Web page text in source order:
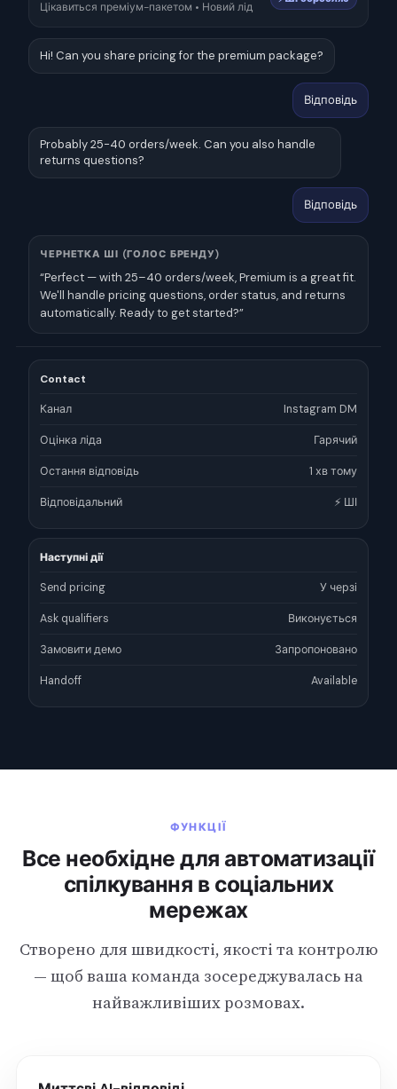
Цікавиться преміум-пакетом • Новий лід
Hi! Can you share pricing for the premium package?
Відповідь
Probably 25-40 orders/week. Can you also handle
returns questions?
Відповідь
ЧЕРНЕТКА ШІ (ГОЛОС БРЕНДУ)
“Perfect — with 25–40 orders/week, Premium is a great fit.
We'll handle pricing questions, order status, and returns
automatically. Ready to get started?”
Contact
Канал Instagram DM
Оцінка ліда Гарячий
Остання відповідь 1 хв тому
Відповідальний ⚡ ШІ
Наступні дії
Send pricing У черзі
Ask qualifiers Виконується
Замовити демо Запропоновано
Handoff Available
ФУНКЦІЇ
Все необхідне для автоматизації
спілкування в соціальних
мережах
Створено для швидкості, якості та контролю
— щоб ваша команда зосереджувалась на
найважливіших розмовах.